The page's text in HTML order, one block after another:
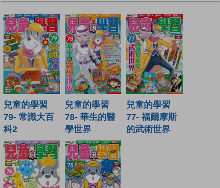
兒童的學習
79- 常識大百
科2
兒童的學習
78- 華生的醫
學世界
兒童的學習
77- 福爾摩斯
的武術世界